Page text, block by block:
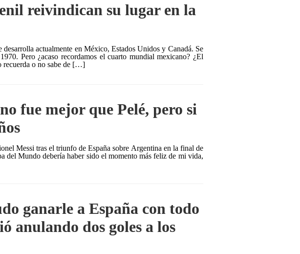
reivindican su lugar en la
actualmente en México, Estados Unidos y Canadá. Se
Pero ¿acaso recordamos el cuarto mundial mexicano? ¿El
recuerda o no sabe de […]
fue mejor que Pelé, pero si
Messi tras el triunfo de España sobre Argentina en la final de
Mundo debería haber sido el momento más feliz de mi vida,
ganarle a España con todo
anulando dos goles a los